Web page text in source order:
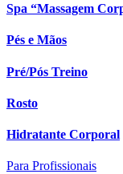
Spa “Massagem
Pés e Mãos
Pré/Pós Treino
Rosto
Hidratante Corporal
Para Profissionais